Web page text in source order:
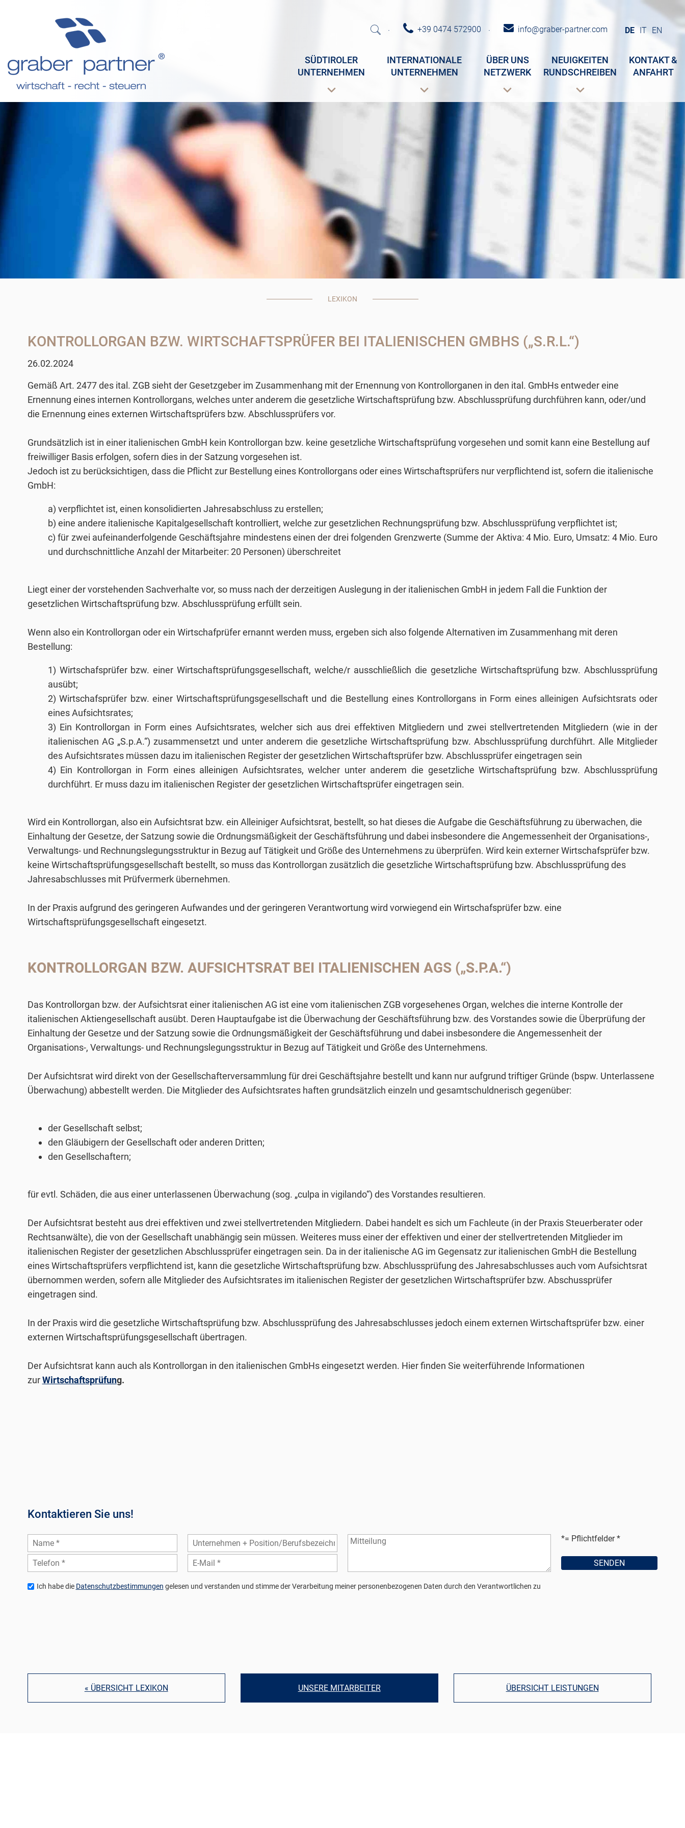
· +39 0474 572900 · info@graber-partner.com DE IT EN
SÜDTIROLER
UNTERNEHMEN
INTERNATIONALE
UNTERNEHMEN
ÜBER UNS
NETZWERK
NEUIGKEITEN
RUNDSCHREIBEN
KONTAKT &
ANFAHRT
LEXIKON
KONTROLLORGAN BZW. WIRTSCHAFTSPRÜFER BEI ITALIENISCHEN GMBHS („S.R.L.“)
26.02.2024
Gemäß Art. 2477 des ital. ZGB sieht der Gesetzgeber im Zusammenhang mit der Ernennung von Kontrollorganen in den ital. GmbHs entweder eine
Ernennung eines internen Kontrollorgans, welches unter anderem die gesetzliche Wirtschaftsprüfung bzw. Abschlussprüfung durchführen kann, oder/und
die Ernennung eines externen Wirtschaftsprüfers bzw. Abschlussprüfers vor.
Grundsätzlich ist in einer italienischen GmbH kein Kontrollorgan bzw. keine gesetzliche Wirtschaftsprüfung vorgesehen und somit kann eine Bestellung auf
freiwilliger Basis erfolgen, sofern dies in der Satzung vorgesehen ist.
Jedoch ist zu berücksichtigen, dass die Pflicht zur Bestellung eines Kontrollorgans oder eines Wirtschaftsprüfers nur verpflichtend ist, sofern die italienische
GmbH:
a) verpflichtet ist, einen konsolidierten Jahresabschluss zu erstellen;
b) eine andere italienische Kapitalgesellschaft kontrolliert, welche zur gesetzlichen Rechnungsprüfung bzw. Abschlussprüfung verpflichtet ist;
c) für zwei aufeinanderfolgende Geschäftsjahre mindestens einen der drei folgenden Grenzwerte (Summe der Aktiva: 4 Mio. Euro, Umsatz: 4 Mio. Euro
und durchschnittliche Anzahl der Mitarbeiter: 20 Personen) überschreitet
Liegt einer der vorstehenden Sachverhalte vor, so muss nach der derzeitigen Auslegung in der italienischen GmbH in jedem Fall die Funktion der
gesetzlichen Wirtschaftsprüfung bzw. Abschlussprüfung erfüllt sein.
Wenn also ein Kontrollorgan oder ein Wirtschafprüfer ernannt werden muss, ergeben sich also folgende Alternativen im Zusammenhang mit deren
Bestellung:
1) Wirtschafsprüfer bzw. einer Wirtschaftsprüfungsgesellschaft, welche/r ausschließlich die gesetzliche Wirtschaftsprüfung bzw. Abschlussprüfung
ausübt;
2) Wirtschafsprüfer bzw. einer Wirtschaftsprüfungsgesellschaft und die Bestellung eines Kontrollorgans in Form eines alleinigen Aufsichtsrats oder
eines Aufsichtsrates;
3) Ein Kontrollorgan in Form eines Aufsichtsrates, welcher sich aus drei effektiven Mitgliedern und zwei stellvertretenden Mitgliedern (wie in der
italienischen AG „S.p.A.“) zusammensetzt und unter anderem die gesetzliche Wirtschaftsprüfung bzw. Abschlussprüfung durchführt. Alle Mitglieder
des Aufsichtsrates müssen dazu im italienischen Register der gesetzlichen Wirtschaftsprüfer bzw. Abschlussprüfer eingetragen sein
4) Ein Kontrollorgan in Form eines alleinigen Aufsichtsrates, welcher unter anderem die gesetzliche Wirtschaftsprüfung bzw. Abschlussprüfung
durchführt. Er muss dazu im italienischen Register der gesetzlichen Wirtschaftsprüfer eingetragen sein.
Wird ein Kontrollorgan, also ein Aufsichtsrat bzw. ein Alleiniger Aufsichtsrat, bestellt, so hat dieses die Aufgabe die Geschäftsführung zu überwachen, die
Einhaltung der Gesetze, der Satzung sowie die Ordnungsmäßigkeit der Geschäftsführung und dabei insbesondere die Angemessenheit der Organisations-,
Verwaltungs- und Rechnungslegungsstruktur in Bezug auf Tätigkeit und Größe des Unternehmens zu überprüfen. Wird kein externer Wirtschafsprüfer bzw.
keine Wirtschaftsprüfungsgesellschaft bestellt, so muss das Kontrollorgan zusätzlich die gesetzliche Wirtschaftsprüfung bzw. Abschlussprüfung des
Jahresabschlusses mit Prüfvermerk übernehmen.
In der Praxis aufgrund des geringeren Aufwandes und der geringeren Verantwortung wird vorwiegend ein Wirtschafsprüfer bzw. eine
Wirtschaftsprüfungsgesellschaft eingesetzt.
KONTROLLORGAN BZW. AUFSICHTSRAT BEI ITALIENISCHEN AGS („S.P.A.“)
Das Kontrollorgan bzw. der Aufsichtsrat einer italienischen AG ist eine vom italienischen ZGB vorgesehenes Organ, welches die interne Kontrolle der
italienischen Aktiengesellschaft ausübt. Deren Hauptaufgabe ist die Überwachung der Geschäftsführung bzw. des Vorstandes sowie die Überprüfung der
Einhaltung der Gesetze und der Satzung sowie die Ordnungsmäßigkeit der Geschäftsführung und dabei insbesondere die Angemessenheit der
Organisations-, Verwaltungs- und Rechnungslegungsstruktur in Bezug auf Tätigkeit und Größe des Unternehmens.
Der Aufsichtsrat wird direkt von der Gesellschafterversammlung für drei Geschäftsjahre bestellt und kann nur aufgrund triftiger Gründe (bspw. Unterlassene
Überwachung) abbestellt werden. Die Mitglieder des Aufsichtsrates haften grundsätzlich einzeln und gesamtschuldnerisch gegenüber:
der Gesellschaft selbst;
den Gläubigern der Gesellschaft oder anderen Dritten;
den Gesellschaftern;
für evtl. Schäden, die aus einer unterlassenen Überwachung (sog. „culpa in vigilando“) des Vorstandes resultieren.
Der Aufsichtsrat besteht aus drei effektiven und zwei stellvertretenden Mitgliedern. Dabei handelt es sich um Fachleute (in der Praxis Steuerberater oder
Rechtsanwälte), die von der Gesellschaft unabhängig sein müssen. Weiteres muss einer der effektiven und einer der stellvertretenden Mitglieder im
italienischen Register der gesetzlichen Abschlussprüfer eingetragen sein. Da in der italienische AG im Gegensatz zur italienischen GmbH die Bestellung
eines Wirtschaftsprüfers verpflichtend ist, kann die gesetzliche Wirtschaftsprüfung bzw. Abschlussprüfung des Jahresabschlusses auch vom Aufsichtsrat
übernommen werden, sofern alle Mitglieder des Aufsichtsrates im italienischen Register der gesetzlichen Wirtschaftsprüfer bzw. Abschussprüfer
eingetragen sind.
In der Praxis wird die gesetzliche Wirtschaftsprüfung bzw. Abschlussprüfung des Jahresabschlusses jedoch einem externen Wirtschaftsprüfer bzw. einer
externen Wirtschaftsprüfungsgesellschaft übertragen.
Der Aufsichtsrat kann auch als Kontrollorgan in den italienischen GmbHs eingesetzt werden. Hier finden Sie weiterführende Informationen
zurWirtschaftsprüfung.
Kontaktieren Sie uns!
*= Pflichtfelder
Ich habe die Datenschutzbestimmungen gelesen und verstanden und stimme der Verarbeitung meiner personenbezogenen Daten durch den Verantwortlichen zu
« ÜBERSICHT LEXIKON UNSERE MITARBEITER ÜBERSICHT LEISTUNGEN